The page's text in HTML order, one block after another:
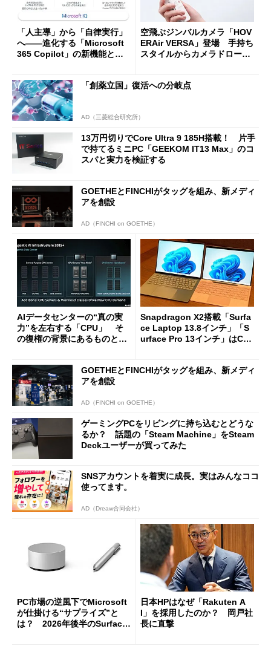
「人主導」から「自律実行」
へ――進化する「Microsoft
365 Copilot」の新機能とエ
空飛ぶジンバルカメラ「HOV
ERAir VERSA」登場 手持ち
スタイルからカメラドローン
「創薬立国」復活への分岐点
AD（三菱総合研究所）
13万円切りでCore Ultra 9 185H搭載！ 片手
で持てるミニPC「GEEKOM IT13 Max」のコ
スパと実力を検証する
GOETHEとFINCHIがタッグを組み、新メディ
アを創設
AD（FINCHI on GOETHE）
AIデータセンターの“真の実
力”を左右する「CPU」 そ
の復権の背景にあるものと
Snapdragon X2搭載「Surfa
ce Laptop 13.8インチ」「S
urface Pro 13インチ」はCop
た
GOETHEとFINCHIがタッグを組み、新メディ
アを創設
AD（FINCHI on GOETHE）
ゲーミングPCをリビングに持ち込むとどうな
るか？ 話題の「Steam Machine」をSteam
Deckユーザーが買ってみた
SNSアカウントを着実に成長。実はみんなココ
使ってます。
AD（Dreaw合同会社）
PC市場の逆風下でMicrosoft
が仕掛ける“サプライズ”と
は？ 2026年後半のSurface
日本HPはなぜ「Rakuten A
I」を採用したのか？ 岡戸社
長に直撃